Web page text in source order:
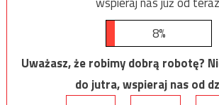
8%
Uważasz, że robimy dobrą robotę?
do jutra, wspieraj nas od